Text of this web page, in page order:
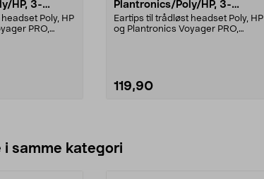
HP, 3-
Poly, HP
PRO,
Plantronics/Poly/HP, 3-
pakning
Eartips til trådløst headset Poly, HP
og Plantronics Voyager PRO,
119,90
i samme kategori